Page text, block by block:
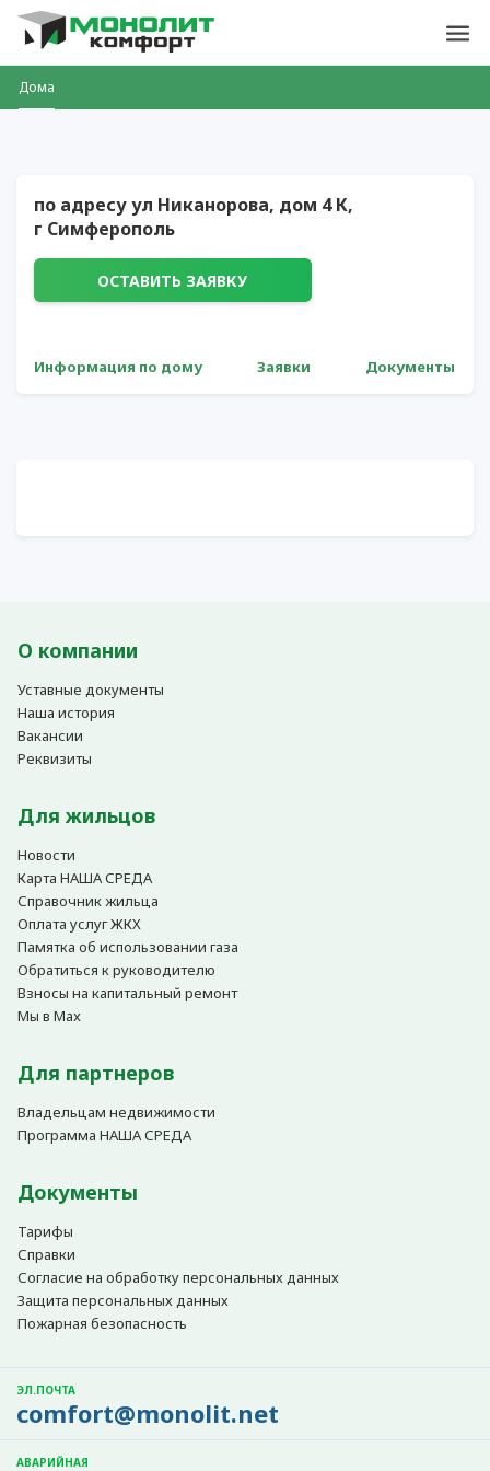
Дома
по адресу ул Никанорова, дом 4 К,
г Симферополь
ОСТАВИТЬ ЗАЯВКУ
Информация по дому Заявки Документы
О компании
Уставные документы
Наша история
Вакансии
Реквизиты
Для жильцов
Новости
Карта НАША СРЕДА
Справочник жильца
Оплата услуг ЖКХ
Памятка об использовании газа
Обратиться к руководителю
Взносы на капитальный ремонт
Мы в Max
Для партнеров
Владельцам недвижимости
Программа НАША СРЕДА
Документы
Тарифы
Справки
Согласие на обработку персональных данных
Защита персональных данных
Пожарная безопасность
ЭЛ.ПОЧТА
comfort@monolit.net
АВАРИЙНАЯ